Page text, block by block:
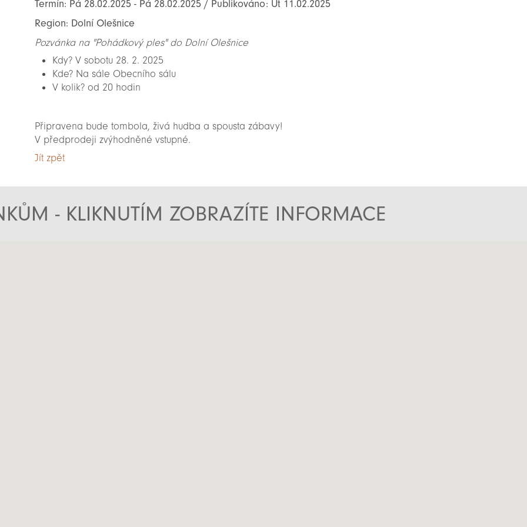
Termín: Pá 28.02.2025 - Pá 28.02.2025 / Publikováno: Út 11.02.2025
Region: Dolní Olešnice
Pozvánka na "Pohádkový ples" do Dolní Olešnice
Kdy? V sobotu 28. 2. 2025
Kde? Na sále Obecního sálu
V kolik? od 20 hodin
Připravena bude tombola, živá hudba a spousta zábavy!
V předprodeji zvýhodněné vstupné.
Jít zpět
- KLIKNUTÍM ZOBRAZÍTE INFORMACE